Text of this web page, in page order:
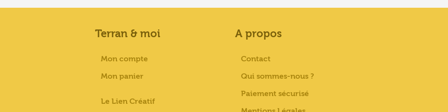
Terran & moi
Mon compte
Mon panier
Le Lien Créatif
A propos
Contact
Qui sommes-nous ?
Paiement sécurisé